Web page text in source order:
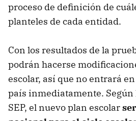
proceso de definición de
planteles de cada entidad.
Con los resultados de la
podrán hacerse
escolar, así que no entrará
país inmediatamente. Según
SEP, el nuevo plan escolar